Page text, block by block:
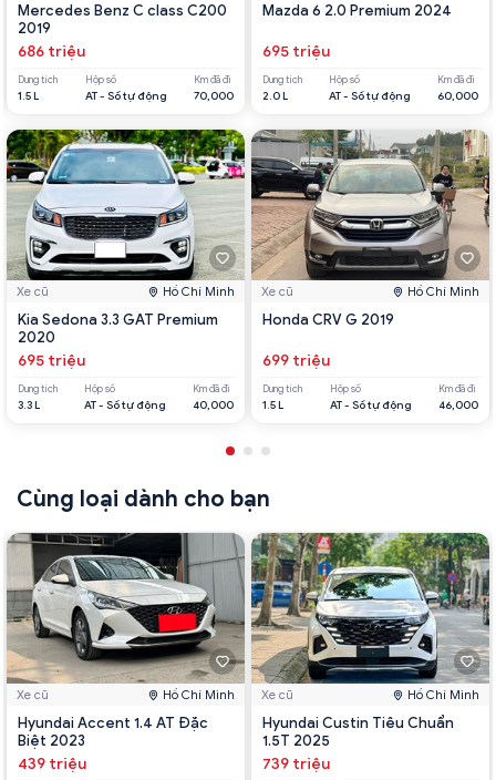
Mercedes Benz C class C200
2019
686 triệu
Dung tích
1.5 L
Hộp số
AT - Số tự động
Km đã đi
70,000
Xe cũ Hồ Chí Minh
Kia Sedona 3.3 GAT Premium
2020
695 triệu
Dung tích
3.3 L
Hộp số
AT - Số tự động
Km đã đi
40,000
Mazda 6 2.0 Premium 2024
695 triệu
Dung tích
2.0 L
Hộp số
AT - Số tự động
Km đã đi
60,000
Xe cũ Hồ Chí Minh
Honda CRV G 2019
699 triệu
Dung tích
1.5 L
Hộp số
AT - Số tự động
Km đã đi
46,000
Cùng loại dành cho bạn
Xe cũ Hồ Chí Minh
Hyundai Accent 1.4 AT Đặc
Biệt 2023
439 triệu
Xe cũ Hồ Chí Minh
Hyundai Custin Tiêu Chuẩn
1.5T 2025
739 triệu